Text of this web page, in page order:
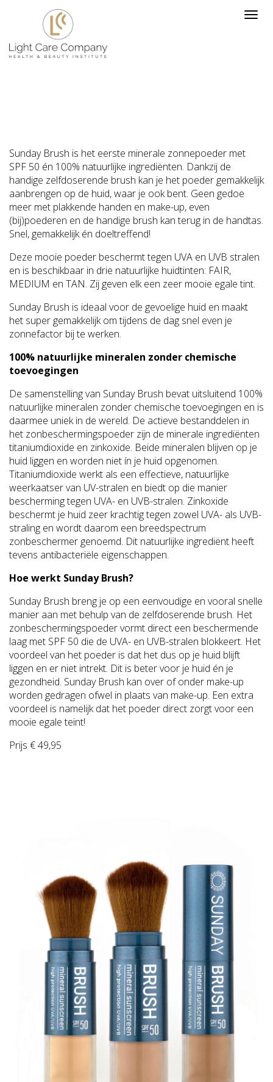
Sunday Brush is het eerste minerale zonnepoeder met
SPF 50 én 100% natuurlijke ingrediënten. Dankzij de
handige zelfdoserende brush kan je het poeder gemakkelijk
aanbrengen op de huid, waar je ook bent. Geen gedoe
meer met plakkende handen en make-up, even
(bij)poederen en de handige brush kan terug in de handtas.
Snel, gemakkelijk én doeltreffend!
Deze mooie poeder beschermt tegen UVA en UVB stralen
en is beschikbaar in drie natuurlijke huidtinten: FAIR,
MEDIUM en TAN. Zij geven elk een zeer mooie egale tint.
Sunday Brush is ideaal voor de gevoelige huid en maakt
het super gemakkelijk om tijdens de dag snel even je
zonnefactor bij te werken.
100% natuurlijke mineralen zonder chemische
toevoegingen
De samenstelling van Sunday Brush bevat uitsluitend 100%
natuurlijke mineralen zonder chemische toevoegingen en is
daarmee uniek in de wereld. De actieve bestanddelen in
het zonbeschermingspoeder zijn de minerale ingrediënten
titaniumdioxide en zinkoxide. Beide mineralen blijven op je
huid liggen en worden niet ín je huid opgenomen.
Titaniumdioxide werkt als een effectieve, natuurlijke
weerkaatser van UV-stralen en biedt op die manier
bescherming tegen UVA- en UVB-stralen. Zinkoxide
beschermt je huid zeer krachtig tegen zowel UVA- als UVB-
straling en wordt daarom een breedspectrum
zonbeschermer genoemd. Dit natuurlijke ingrediënt heeft
tevens antibacteriële eigenschappen.
Hoe werkt Sunday Brush?
Sunday Brush breng je op een eenvoudige en vooral snelle
manier aan met behulp van de zelfdoserende brush. Het
zonbeschermingspoeder vormt direct een beschermende
laag met SPF 50 die de UVA- en UVB-stralen blokkeert. Het
voordeel van het poeder is dat het dus op je huid blijft
liggen en er niet intrekt. Dit is beter voor je huid én je
gezondheid. Sunday Brush kan over of onder make-up
worden gedragen ofwel in plaats van make-up. Een extra
voordeel is namelijk dat het poeder direct zorgt voor een
mooie egale teint!
Prijs € 49,95